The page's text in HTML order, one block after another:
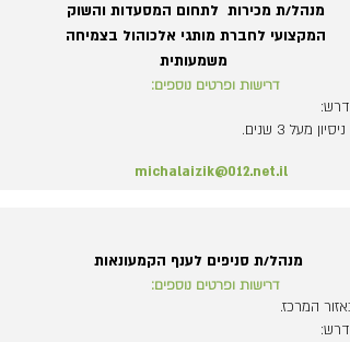
מנהל/ת מכירות לתחום המסעדות והשוק
המקצועי לחברת מותגי אלכוהול בצמיחה
דרישות ופרטים נוספים:
נדרש:
- ניסיון מעל 3 שנים.
michalaizik@012.net.il
מנהל/ת סניפים לענף הקמעונאות
דרישות ופרטים נוספים:
באזור המרכז.
נדרש: